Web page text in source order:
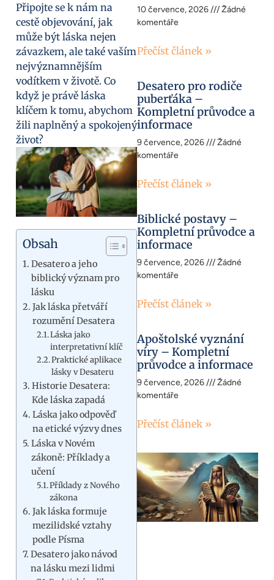
Připojte se k nám na
cestě objevování, jak
může být láska nejen
závazkem, ale také vaším
nejvýznamnějším
vodítkem v životě. Co
když je právě láska
klíčem k tomu, abychom
žili naplněný a spokojený
život?
Obsah
Desatero a jeho
biblický význam pro
lásku
Jak láska přetváří
rozumění Desatera
Láska jako
interpretativní klíč
Praktické aplikace
lásky v Desateru
Historie Desatera:
Kde láska zapadá
Láska jako odpověď
na etické výzvy dnes
Láska v Novém
zákoně: Příklady a
učení
Příklady z Nového
zákona
Jak láska formuje
mezilidské vztahy
podle Písma
Desatero jako návod
na lásku mezi lidmi
10 července, 2026
Žádné
komentáře
Přečíst článek »
Desatero pro rodiče
puberťáka –
Kompletní průvodce a
informace
9 července, 2026
Žádné
komentáře
Přečíst článek »
Biblické postavy –
Kompletní průvodce a
informace
9 července, 2026
Žádné
komentáře
Přečíst článek »
Apoštolské vyznání
víry – Kompletní
průvodce a informace
9 července, 2026
Žádné
komentáře
Přečíst článek »